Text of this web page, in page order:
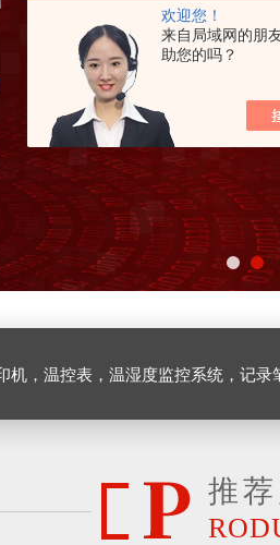
欢迎您！
来自局域网的朋
助您的吗？
温控表，温湿度监控系统，记录笔，燃
推